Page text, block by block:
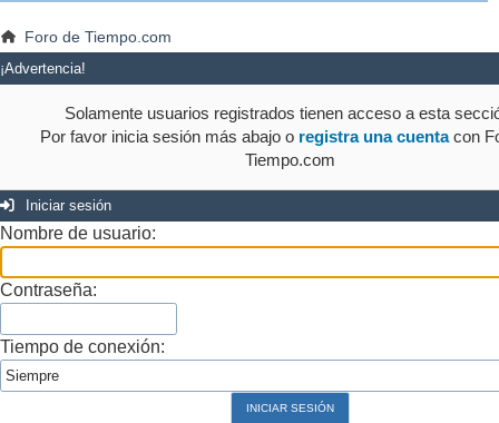
Foro de Tiempo.com
¡Advertencia!
Solamente usuarios registrados tienen acceso a esta
Por favor inicia sesión más abajo o registra una cuentacon
Tiempo.com
Iniciar sesión
Nombre de usuario:
Contraseña:
Tiempo de conexión: